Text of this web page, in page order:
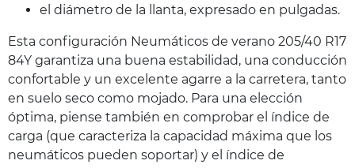
el diámetro de la llanta, expresado en pulgadas.
Esta configuración Neumáticos de verano 205/40 R17
84Y garantiza una buena estabilidad, una conducción
confortable y un excelente agarre a la carretera, tanto
en suelo seco como mojado. Para una elección
óptima, piense también en comprobar el índice de
carga (que caracteriza la capacidad máxima que los
neumáticos pueden soportar) y el índice de